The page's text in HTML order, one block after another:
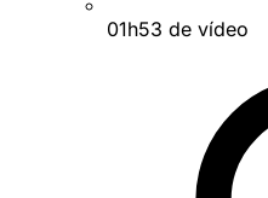
01h53 de vídeo